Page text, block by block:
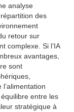
analyse
des
retour sur
complexe. Si l’IA
avantages,
sont
entre les
stratégique à